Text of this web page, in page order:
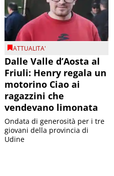
ATTUALITA'
Dalle Valle d’Aosta al
Friuli: Henry regala un
motorino Ciao ai
ragazzini che
vendevano limonata
Ondata di generosità per i tre
giovani della provincia di
Udine